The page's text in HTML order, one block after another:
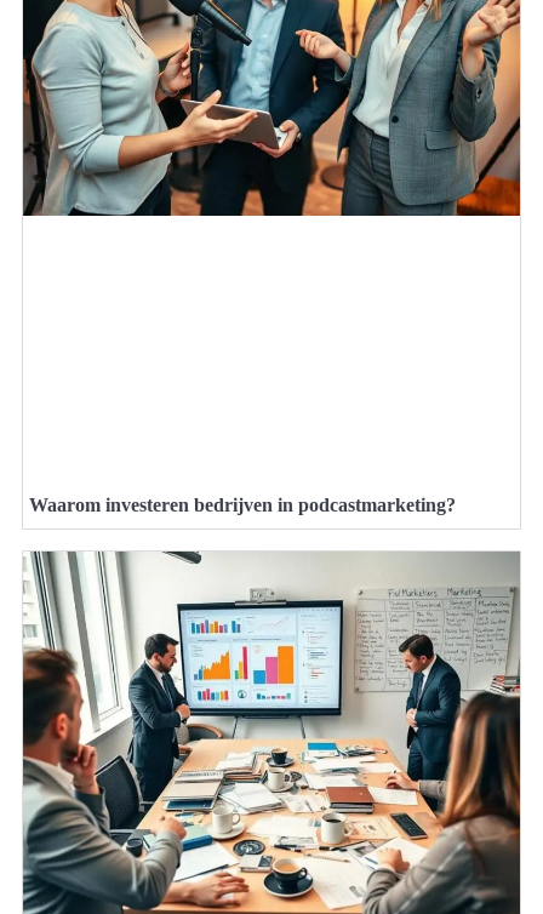
Waarom investeren bedrijven in podcastmarketing?